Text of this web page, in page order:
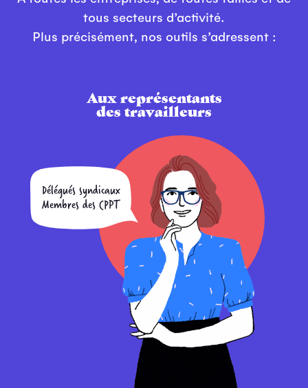
tous secteurs d’activité.
Plus précisément, nos outils s’adressent :
Aux représentants
des travailleurs
Délégués syndicaux
Membres des CPPT